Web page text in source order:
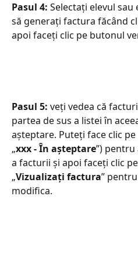
Pasul 4: Selectați elevul
să generați factura făcând
apoi faceți clic pe butonul
Pasul 5: veți vedea că
partea de sus a listei în
așteptare. Puteți face clic
„xxx - În așteptare”) pentru
a facturii și apoi faceți clic
„Vizualizați factura”
modifica.